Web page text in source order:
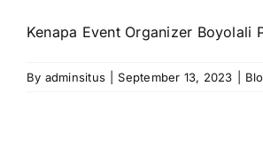
Kenapa Event Organizer Boyolali
By adminsitus September 13, 2023